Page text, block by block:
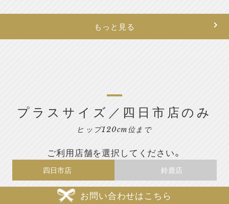
お問い合わせはこちら
もっと見る
プラスサイズ／四日市店のみ
ヒップ120cm位まで
ご利用店舗を選択してください。
四日市店 鈴鹿店